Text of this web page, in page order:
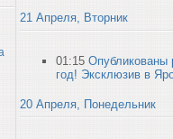
21 Апреля, Вторник
01:15 Опубликованы
год! Эксклюзив в
20 Апреля, Понедельник